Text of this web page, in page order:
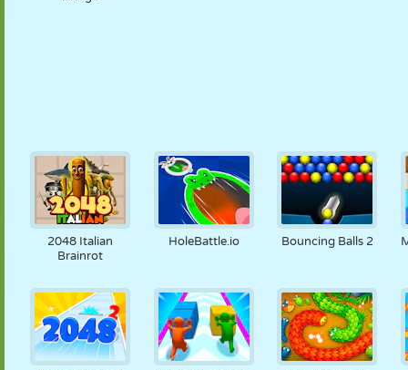
2048 Italian
Brainrot
HoleBattle.io Bouncing Balls 2